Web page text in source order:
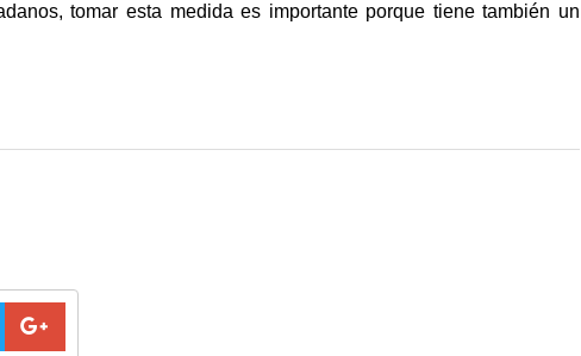
tomar esta medida es importante porque tiene también un